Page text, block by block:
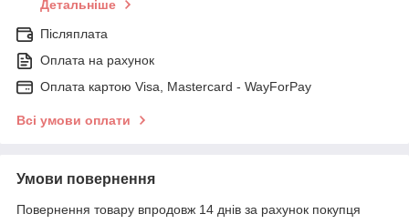
Детальніше
Післяплата
Оплата на рахунок
Оплата картою Visa, Mastercard - WayForPay
Всі умови оплати
Умови повернення
Повернення товару впродовж 14 днів за рахунок покупця